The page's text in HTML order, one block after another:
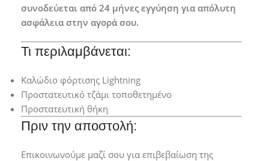
συνοδεύεται από 24 μήνες εγγύηση για απόλυτη
ασφάλεια στην αγορά σου.
Τι περιλαμβάνεται:
Καλώδιο φόρτισης Lightning
Προστατευτικό τζάμι τοποθετημένο
Προστατευτική θήκη
Πριν την αποστολή:
Επικοινωνούμε μαζί σου για επιβεβαίωση της